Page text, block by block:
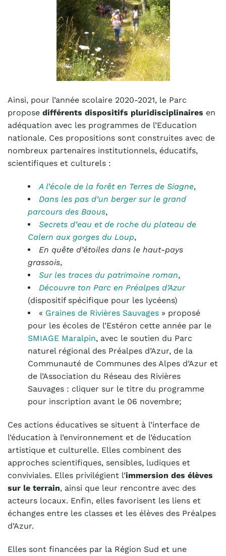
Ainsi, pour l’année scolaire 2020-2021, le Parc
propose différents dispositifs pluridisciplinaires en
adéquation avec les programmes de l’Education
nationale. Ces propositions sont construites avec de
nombreux partenaires institutionnels, éducatifs,
scientifiques et culturels :
A l’école de la forêt en Terres de Siagne,
Dans les pas d’un berger sur le grand
parcours des Baous,
Secrets d’eau et de roche du plateau de
Calern aux gorges du Loup,
En quête d’étoiles dans le haut-pays
grassois,
Sur les traces du patrimoine roman,
Découvre ton Parc en Préalpes d’Azur
(dispositif spécifique pour les lycéens)
« Graines de Rivières Sauvages » proposé
pour les écoles de l’Estéron cette année par le
SMIAGE Maralpin, avec le soutien du Parc
naturel régional des Préalpes d’Azur, de la
Communauté de Communes des Alpes d’Azur et
de l’Association du Réseau des Rivières
Sauvages : cliquer sur le titre du programme
pour inscription avant le 06 novembre;
Ces actions éducatives se situent à l’interface de
l’éducation à l’environnement et de l’éducation
artistique et culturelle. Elles combinent des
approches scientifiques, sensibles, ludiques et
conviviales. Elles privilégient l’immersion des élèves
sur le terrain, ainsi que leur rencontre avec des
acteurs locaux. Enfin, elles favorisent les liens et
échanges entre les classes et les élèves des Préalpes
d’Azur.
Elles sont financées par la Région Sud et une